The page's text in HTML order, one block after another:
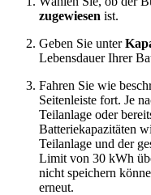
zugewiesen ist.
Geben Sie unter
Lebensdauer Ihrer
Fahren Sie wie
Seitenleiste fort. Je
Teilanlage oder
Batteriekapazitäten
Teilanlage und der
Limit von 30 kWh
nicht speichern
erneut.